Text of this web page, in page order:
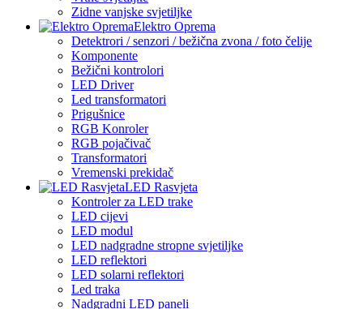
Zidne vanjske svjetiljke
Elektro Oprema
Detektrori / senzori / bežična zvona / foto čelije
Komponente
Bežični kontrolori
LED Driver
Led transformatori
Prigušnice
RGB Konroler
RGB pojačivač
Transformatori
Vremenski prekidač
LED Rasvjeta
Kontroler za LED trake
LED cijevi
LED modul
LED nadgradne stropne svjetiljke
LED reflektori
LED solarni reflektori
Led traka
Nadgradni LED paneli